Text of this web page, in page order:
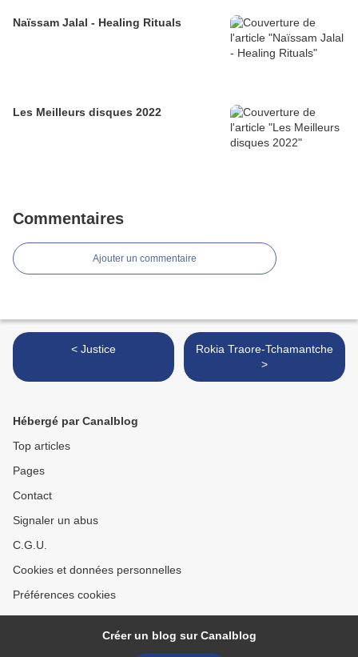
Naïssam Jalal - Healing Rituals
Les Meilleurs disques 2022
Commentaires
Ajouter un commentaire
< Justice
Rokia Traore-Tchamantche
>
Hébergé par Canalblog
Top articles
Pages
Contact
Signaler un abus
C.G.U.
Cookies et données personnelles
Préférences cookies
Créer un blog sur Canalblog